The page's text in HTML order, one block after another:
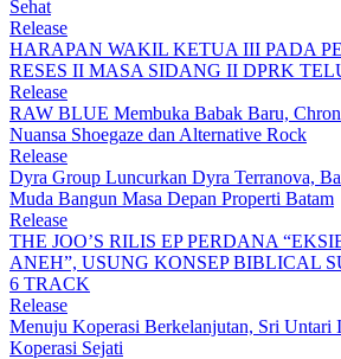
Sehat
Release
HARAPAN WAKIL KETUA III PADA
RESES II MASA SIDANG II DPRK
Release
RAW BLUE Membuka Babak Baru,
Nuansa Shoegaze dan Alternative Rock
Release
Dyra Group Luncurkan Dyra Terranova,
Muda Bangun Masa Depan Properti Batam
Release
THE JOO’S RILIS EP PERDANA
ANEH”, USUNG KONSEP BIBLICAL
6 TRACK
Release
Menuju Koperasi Berkelanjutan, Sri Untari
Koperasi Sejati